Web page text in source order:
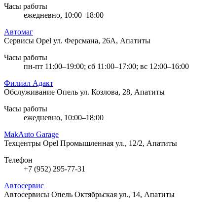
Часы работы
ежедневно, 10:00–18:00
Автомаг
Сервисы Opel ул. Ферсмана, 26А, Апатиты
Часы работы
пн-пт 11:00–19:00; сб 11:00–17:00; вс 12:00–16:00
Филиал Адакт
Обслуживание Опель ул. Козлова, 28, Апатиты
Часы работы
ежедневно, 10:00–18:00
MakAuto Garage
Техцентры Opel Промышленная ул., 12/2, Апатиты
Телефон
+7 (952) 295-77-31
Автосервис
Автосервисы Опель Октябрьская ул., 14, Апатиты